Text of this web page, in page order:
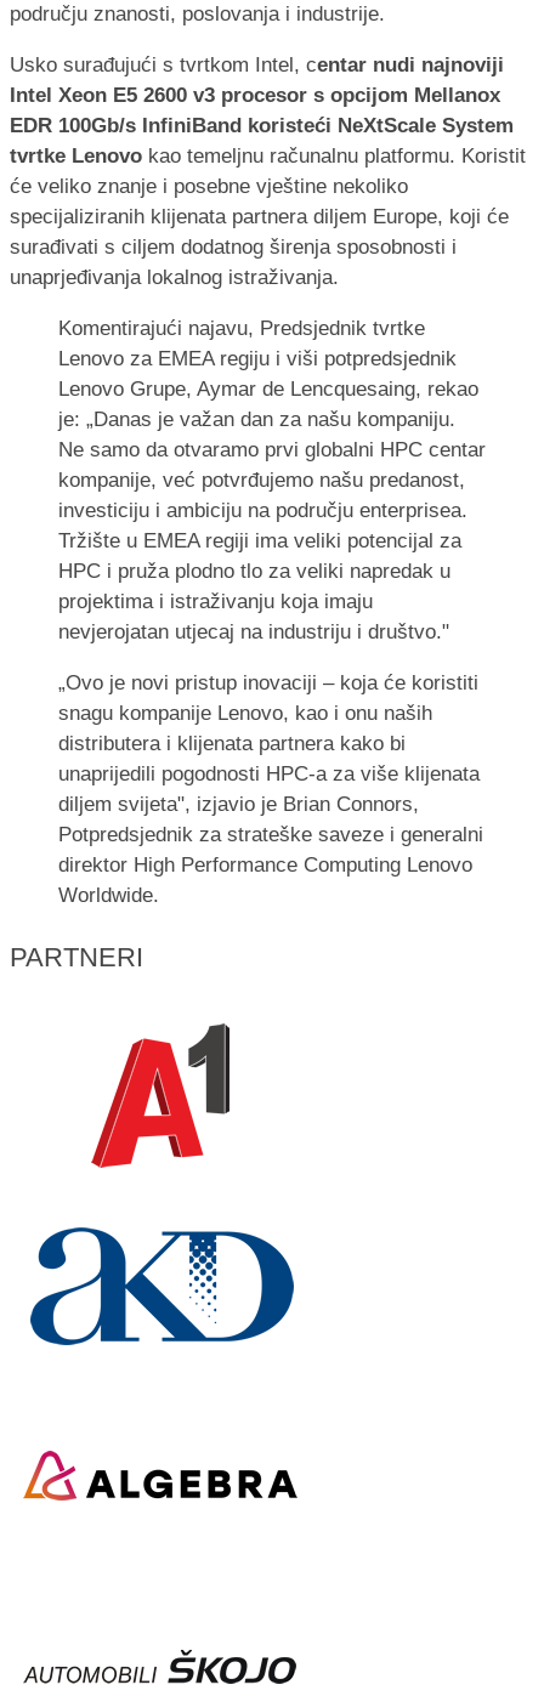
području znanosti, poslovanja i industrije.
Usko surađujući s tvrtkom Intel, centar nudi najnoviji
Intel Xeon E5 2600 v3 procesor s opcijom Mellanox
EDR 100Gb/s InfiniBand koristeći NeXtScale System
tvrtke Lenovo kao temeljnu računalnu platformu. Koristit
će veliko znanje i posebne vještine nekoliko
specijaliziranih klijenata partnera diljem Europe, koji će
surađivati s ciljem dodatnog širenja sposobnosti i
unaprjeđivanja lokalnog istraživanja.
Komentirajući najavu, Predsjednik tvrtke
Lenovo za EMEA regiju i viši potpredsjednik
Lenovo Grupe, Aymar de Lencquesaing, rekao
je: „Danas je važan dan za našu kompaniju.
Ne samo da otvaramo prvi globalni HPC centar
kompanije, već potvrđujemo našu predanost,
investiciju i ambiciju na području enterprisea.
Tržište u EMEA regiji ima veliki potencijal za
HPC i pruža plodno tlo za veliki napredak u
projektima i istraživanju koja imaju
nevjerojatan utjecaj na industriju i društvo."
„Ovo je novi pristup inovaciji – koja će koristiti
snagu kompanije Lenovo, kao i onu naših
distributera i klijenata partnera kako bi
unaprijedili pogodnosti HPC-a za više klijenata
diljem svijeta", izjavio je Brian Connors,
Potpredsjednik za strateške saveze i generalni
direktor High Performance Computing Lenovo
Worldwide.
PARTNERI